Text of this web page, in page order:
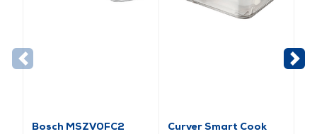
Bosch MSZV0FC2
Curver Smart Cook